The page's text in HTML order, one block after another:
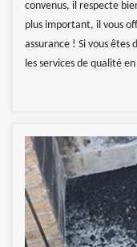
convenus, il respecte
plus important, il vous
assurance ! Si vous êtes
les services de qualité